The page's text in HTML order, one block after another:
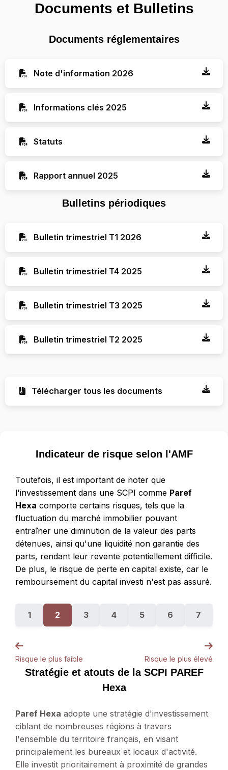
Documents et Bulletins
Documents réglementaires
Note d'information 2026
Informations clés 2025
Statuts
Rapport annuel 2025
Bulletins périodiques
Bulletin trimestriel T1 2026
Bulletin trimestriel T4 2025
Bulletin trimestriel T3 2025
Bulletin trimestriel T2 2025
Télécharger tous les documents
Indicateur de risque selon l'AMF
Toutefois, il est important de noter que
l'investissement dans une SCPI comme Paref
Hexa comporte certains risques, tels que la
fluctuation du marché immobilier pouvant
entraîner une diminution de la valeur des parts
détenues, ainsi qu'une liquidité non garantie des
parts, rendant leur revente potentiellement difficile.
De plus, le risque de perte en capital existe, car le
remboursement du capital investi n'est pas assuré.
1 2 3 4 5 6 7
Risque le plus faible Risque le plus élevé
Stratégie et atouts de la SCPI PAREF
Hexa
Paref Hexa adopte une stratégie d'investissement
ciblant de nombreuses régions à travers
l'ensemble du territoire français, en visant
principalement les bureaux et locaux d'activité.
Elle investit prioritairement à proximité de grandes